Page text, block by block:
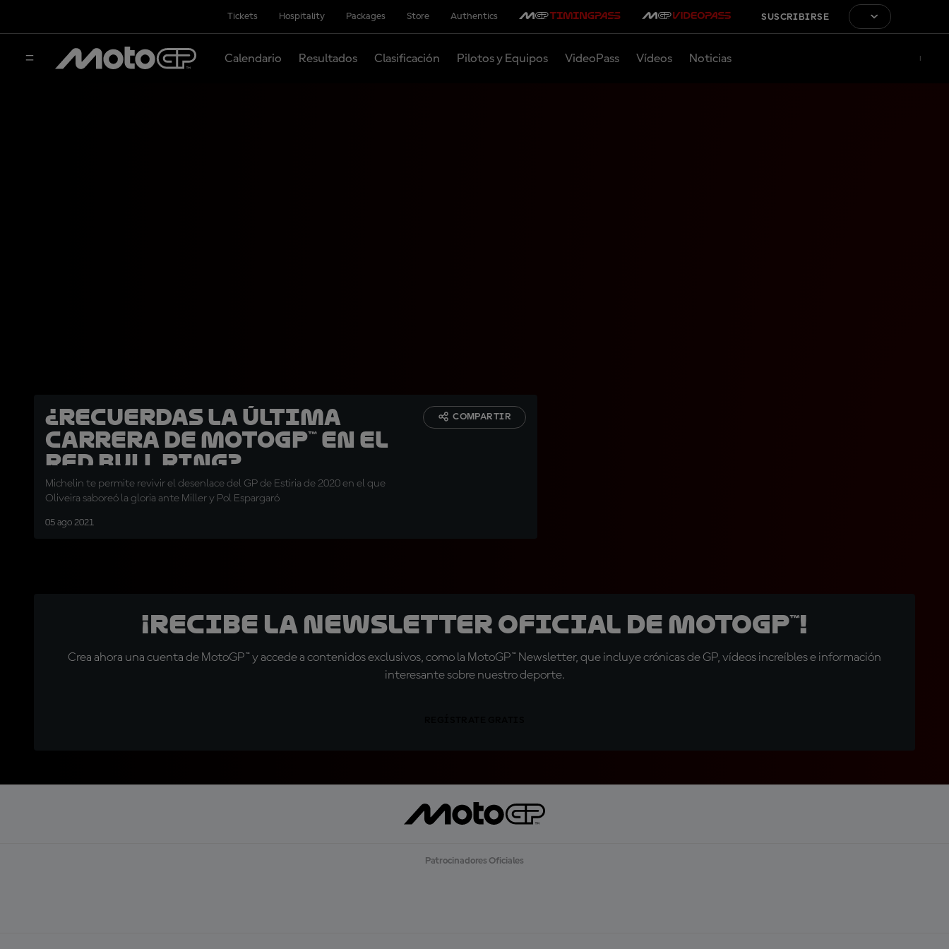
Tickets Hospitality Packages Store Authentics SUSCRIBIRSE
Calendario Resultados Clasificación Pilotos y Equipos VideoPass Vídeos Noticias
¿Recuerdas la última
carrera de MotoGP™ en el
Red Bull Ring?
Michelin te permite revivir el desenlace del GP de Estiria de 2020 en el que
Oliveira saboreó la gloria ante Miller y Pol Espargaró
05 ago 2021
COMPARTIR
¡Recibe la Newsletter oficial de MotoGP™!
Crea ahora una cuenta de MotoGP™ y accede a contenidos exclusivos, como la MotoGP™ Newsletter, que incluye crónicas de GP, vídeos increíbles e información
interesante sobre nuestro deporte.
Patrocinadores Oficiales